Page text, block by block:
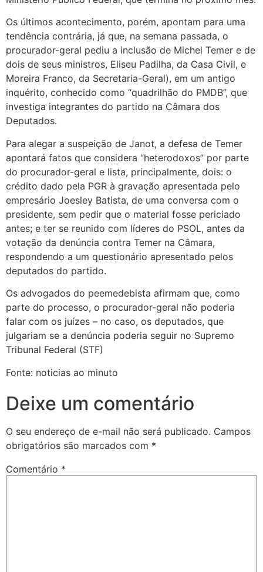
Os últimos acontecimento, porém, apontam para uma
tendência contrária, já que, na semana passada, o
procurador-geral pediu a inclusão de Michel Temer e de
dois de seus ministros, Eliseu Padilha, da Casa Civil, e
Moreira Franco, da Secretaria-Geral), em um antigo
inquérito, conhecido como “quadrilhão do PMDB”, que
investiga integrantes do partido na Câmara dos
Deputados.
Para alegar a suspeição de Janot, a defesa de Temer
apontará fatos que considera “heterodoxos” por parte
do procurador-geral e lista, principalmente, dois: o
crédito dado pela PGR à gravação apresentada pelo
empresário Joesley Batista, de uma conversa com o
presidente, sem pedir que o material fosse periciado
antes; e ter se reunido com líderes do PSOL, antes da
votação da denúncia contra Temer na Câmara,
respondendo a um questionário apresentado pelos
deputados do partido.
Os advogados do peemedebista afirmam que, como
parte do processo, o procurador-geral não poderia
falar com os juízes – no caso, os deputados, que
julgariam se a denúncia poderia seguir no Supremo
Tribunal Federal (STF)
Fonte: noticias ao minuto
Deixe um comentário
O seu endereço de e-mail não será publicado. Campos
obrigatórios são marcados com *
Comentário *